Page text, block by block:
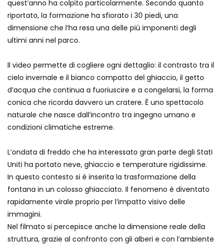
Tir bloccato sul passaggio a livello:
treno lo distrugge
Parco divertimenti, attrazione cede
all’improvviso
Auto fuori controllo in Guatemala,
tragedia a Petén
Russia sotto zero: fiumi congelati e navi
rompighiaccio a Mosca
quest’anno ha colpito particolarmente. Secondo quanto
riportato, la formazione ha sfiorato i 30 piedi, una
dimensione che l’ha resa una delle più imponenti degli
ultimi anni nel parco.
Il video permette di cogliere ogni dettaglio: il contrasto tra il
cielo invernale e il bianco compatto del ghiaccio, il getto
d’acqua che continua a fuoriuscire e a congelarsi, la forma
conica che ricorda davvero un cratere. È uno spettacolo
naturale che nasce dall’incontro tra ingegno umano e
condizioni climatiche estreme.
L’ondata di freddo che ha interessato gran parte degli Stati
Uniti ha portato neve, ghiaccio e temperature rigidissime.
In questo contesto si è inserita la trasformazione della
fontana in un colosso ghiacciato. Il fenomeno è diventato
rapidamente virale proprio per l’impatto visivo delle
immagini.
Nel filmato si percepisce anche la dimensione reale della
struttura, grazie al confronto con gli alberi e con l’ambiente